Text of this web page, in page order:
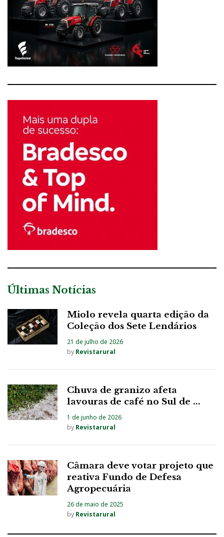
Últimas Notícias
Miolo revela quarta edição da
Coleção dos Sete Lendários
21 de julho de 2026
by Revistarural
Chuva de granizo afeta
lavouras de café no Sul de ...
1 de junho de 2026
by Revistarural
Câmara deve votar projeto que
reativa Fundo de Defesa
Agropecuária
26 de maio de 2025
by Revistarural